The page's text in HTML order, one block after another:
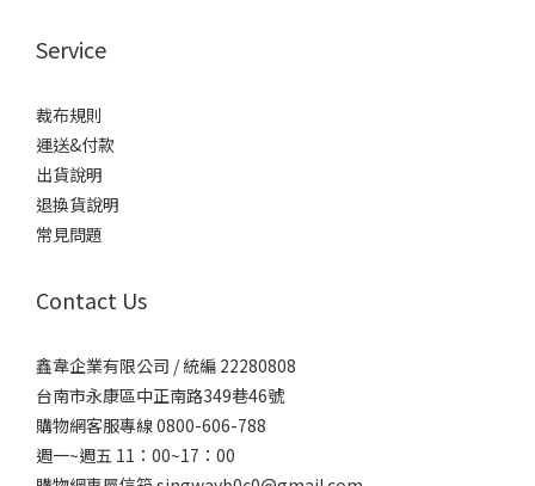
Service
裁布規則
運送&付款
出貨說明
退換貨說明
常見問題
Contact Us
鑫韋企業有限公司 / 統編 22280808
台南市永康區中正南路349巷46號
購物網客服專線 0800-606-788
週一~週五 11：00~17：00